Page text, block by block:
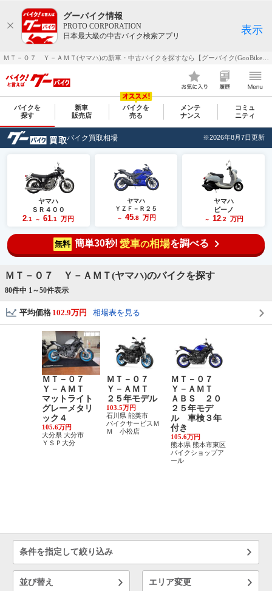
グーバイク情報
PROTO CORPORATION
日本最大級の中古バイク検索アプリ
表示
バイクを
探す
新車
販売店
バイクを
売る
メンテ
ナンス
コミュ
ニティ
バイク買取相場 ※2026年8月7日更新
ヤマハ
ＳＲ４００
2 .1 ～ 61 .1 万円
ヤマハ
ＹＺＦ－Ｒ２５
～ 45.8 万円
ヤマハ
ビーノ
～ 12.2 万円
無料 簡単30秒! 愛車の相場を調べる
ＭＴ－０７ Ｙ－ＡＭＴ(ヤマハ)のバイクを探す
80件中 1～50件表示
平均価格 102.9万円 相場表を見る
ＭＴ－０７
Ｙ－ＡＭＴ
マットライト
グレーメタリ
ック４
105.6万円
大分県 大分市
ＹＳＰ大分
ＭＴ－０７
Ｙ－ＡＭＴ
２５年モデル
103.5万円
石川県 能美市
バイクサービスＭ
Ｍ 小松店
ＭＴ－０７
Ｙ－ＡＭＴ
ＡＢＳ ２０
２５年モデ
ル 車検３年
付き
105.6万円
熊本県 熊本市東区
バイクショップア
ール
条件を指定して絞り込み
並び替え エリア変更